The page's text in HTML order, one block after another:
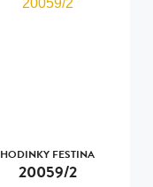
HODINKY FESTINA
20059/2